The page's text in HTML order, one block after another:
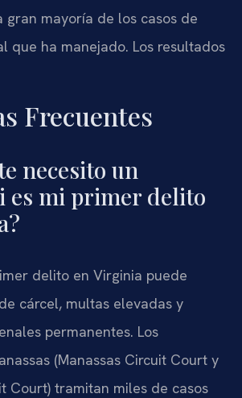
gran mayoría de los casos de
que ha manejado. Los resultados
Frecuentes
necesito un
es mi primer delito
delito en Virginia puede
cárcel, multas elevadas y
permanentes. Los
(Manassas Circuit Court y
Court) tramitan miles de casos